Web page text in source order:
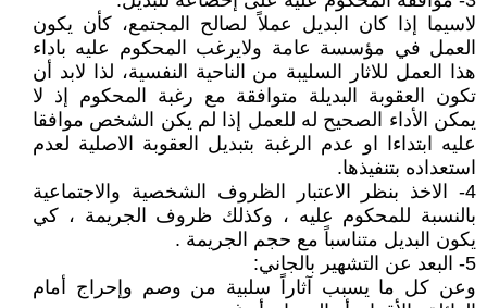
لاسيما إذا كان البديل عملاً لصالح المجتمع، كأن يكون
العمل في مؤسسة عامة ولايرغب المحكوم عليه باداء
هذا العمل للاثار السليبة من الناحية النفسية، لذا لابد أن
تكون العقوبة البديلة متوافقة مع رغبة المحكوم إذ لا
يمكن الأداء الصحيح له للعمل إذا لم يكن الشخص موافقا
عليه ابتداءا او عدم الرغبة بتبديل العقوبة الاصلية لعدم
استعداده بتنفيذها.
4- الاخذ بنظر الاعتبار الظروف الشخصية والاجتماعية
بالنسبة للمحكوم عليه ، وكذلك ظروف الجريمة ، كي
يكون البديل متناسباً مع حجم الجريمة .
5- البعد عن التشهير بالجاني:
وعن كل ما يسبب آثاراً سلبية من وصم وإحراج أمام